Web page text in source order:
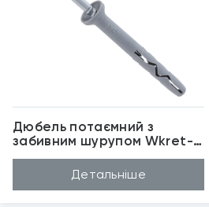
Дюбель потаємний з
забивним шурупом Wkret-
Поліпропілен
Довжина (A...
100мм, 120мм, 16...
Діаметр (D...
5мм, 6мм, 8мм, 1...
Бренд
Wkret-Met
Детальніше